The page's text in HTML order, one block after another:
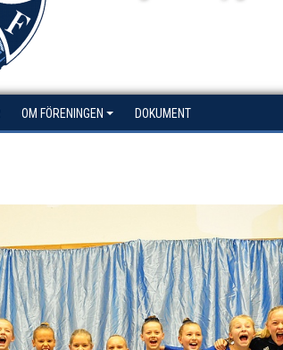
OM FÖRENINGEN DOKUMENT